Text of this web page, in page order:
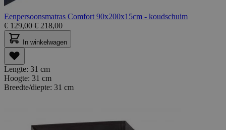
Eenpersoonsmatras Comfort 90x200x15cm - koudschuim
€ 129,00 € 218,00
In winkelwagen
Lengte: 31 cm
Hoogte: 31 cm
Breedte/diepte: 31 cm